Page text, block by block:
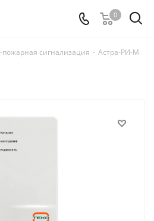
0
сигнализация - Астра-РИ-М